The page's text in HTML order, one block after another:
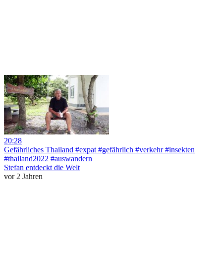
20:28
Gefährliches Thailand #expat #gefährlich #verkehr #insekten
#thailand2022 #auswandern
Stefan entdeckt die Welt
vor 2 Jahren